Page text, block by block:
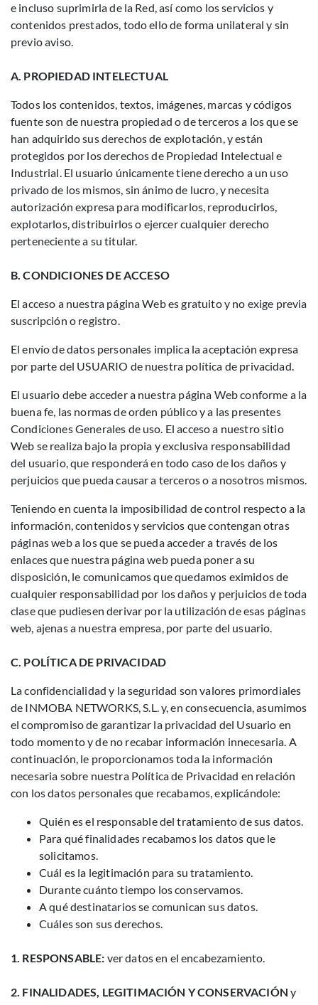
e incluso suprimirla de la Red, así como los servicios y
contenidos prestados, todo ello de forma unilateral y sin
previo aviso.
A. PROPIEDAD INTELECTUAL
Todos los contenidos, textos, imágenes, marcas y códigos
fuente son de nuestra propiedad o de terceros a los que se
han adquirido sus derechos de explotación, y están
protegidos por los derechos de Propiedad Intelectual e
Industrial. El usuario únicamente tiene derecho a un uso
privado de los mismos, sin ánimo de lucro, y necesita
autorización expresa para modificarlos, reproducirlos,
explotarlos, distribuirlos o ejercer cualquier derecho
perteneciente a su titular.
B. CONDICIONES DE ACCESO
El acceso a nuestra página Web es gratuito y no exige previa
suscripción o registro.
El envío de datos personales implica la aceptación expresa
por parte del USUARIO de nuestra política de privacidad.
El usuario debe acceder a nuestra página Web conforme a la
buena fe, las normas de orden público y a las presentes
Condiciones Generales de uso. El acceso a nuestro sitio
Web se realiza bajo la propia y exclusiva responsabilidad
del usuario, que responderá en todo caso de los daños y
perjuicios que pueda causar a terceros o a nosotros mismos.
Teniendo en cuenta la imposibilidad de control respecto a la
información, contenidos y servicios que contengan otras
páginas web a los que se pueda acceder a través de los
enlaces que nuestra página web pueda poner a su
disposición, le comunicamos que quedamos eximidos de
cualquier responsabilidad por los daños y perjuicios de toda
clase que pudiesen derivar por la utilización de esas páginas
web, ajenas a nuestra empresa, por parte del usuario.
C. POLÍTICA DE PRIVACIDAD
La confidencialidad y la seguridad son valores primordiales
de INMOBA NETWORKS, S.L. y, en consecuencia, asumimos
el compromiso de garantizar la privacidad del Usuario en
todo momento y de no recabar información innecesaria. A
continuación, le proporcionamos toda la información
necesaria sobre nuestra Política de Privacidad en relación
con los datos personales que recabamos, explicándole:
Quién es el responsable del tratamiento de sus datos.
Para qué finalidades recabamos los datos que le
solicitamos.
Cuál es la legitimación para su tratamiento.
Durante cuánto tiempo los conservamos.
A qué destinatarios se comunican sus datos.
Cuáles son sus derechos.
1. RESPONSABLE: ver datos en el encabezamiento.
2. FINALIDADES, LEGITIMACIÓN Y CONSERVACIÓN y